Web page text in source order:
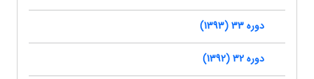
دوره 33 (1393)
دوره 32 (1392)